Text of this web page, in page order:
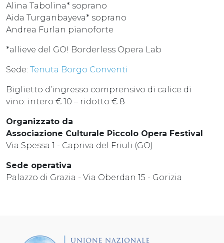
Alina Tabolina* soprano
Aida Turganbayeva* soprano
Andrea Furlan pianoforte
*allieve del GO! Borderless Opera Lab
Sede: Tenuta Borgo Conventi
Biglietto d’ingresso comprensivo di calice di
vino: intero € 10 – ridotto € 8
Organizzato da
Associazione Culturale Piccolo Opera Festival
Via Spessa 1 - Capriva del Friuli (GO)
Sede operativa
Palazzo di Grazia - Via Oberdan 15 - Gorizia